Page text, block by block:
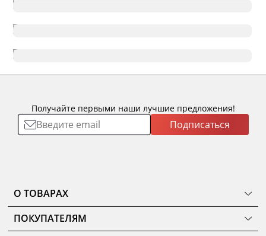
Получайте первыми наши лучшие предложения!
Подписаться
О ТОВАРАХ
ТОВАРЫ
КОМНАТЫ
КОЛЛЕКЦИИ
ПОКУПАТЕЛЯМ
Как сделать заказ